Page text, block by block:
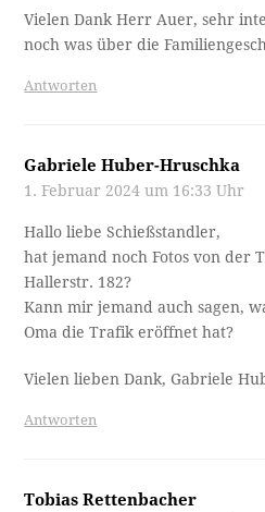
Vielen Dank Herr Auer, sehr
noch was über die
Antworten
Gabriele Huber-Hruschka
1. Februar 2024 um 16:33 Uhr
Hallo liebe Schießstandler,
hat jemand noch Fotos von der
Hallerstr. 182?
Kann mir jemand auch sagen,
Oma die Trafik eröffnet hat?
Vielen lieben Dank, Gabriele
Antworten
Tobias Rettenbacher